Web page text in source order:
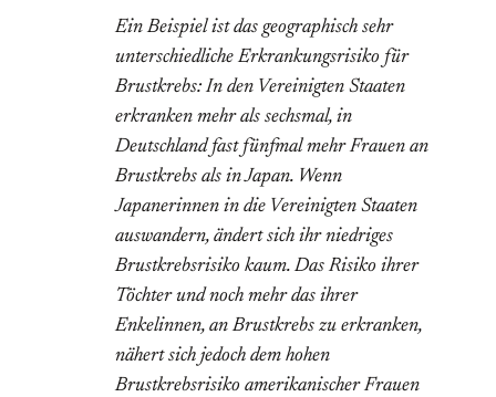
Ein Beispiel ist das geographisch sehr
unterschiedliche Erkrankungsrisiko für
Brustkrebs: In den Vereinigten Staaten
erkranken mehr als sechsmal, in
Deutschland fast fünfmal mehr Frauen an
Brustkrebs als in Japan. Wenn
Japanerinnen in die Vereinigten Staaten
auswandern, ändert sich ihr niedriges
Brustkrebsrisiko kaum. Das Risiko ihrer
Töchter und noch mehr das ihrer
Enkelinnen, an Brustkrebs zu erkranken,
nähert sich jedoch dem hohen
Brustkrebsrisiko amerikanischer Frauen